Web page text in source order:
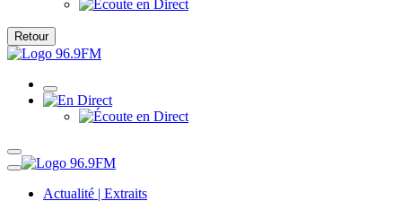
Retour
Actualité | Extraits